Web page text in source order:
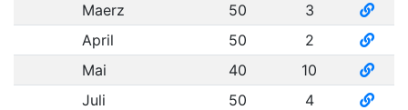
Maerz
50
3
April
50
2
Mai
40
10
Juli
50
4